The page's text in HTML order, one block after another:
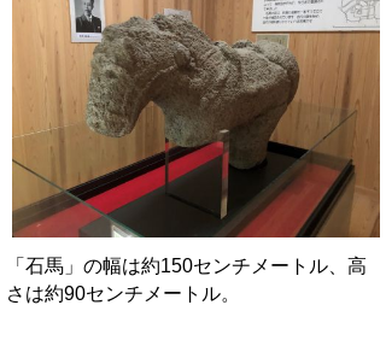
「石馬」の幅は約150センチメートル、高
さは約90センチメートル。